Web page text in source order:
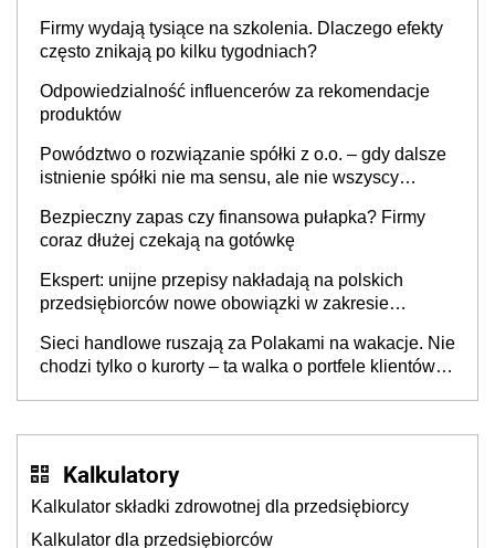
Firmy wydają tysiące na szkolenia. Dlaczego efekty
często znikają po kilku tygodniach?
Odpowiedzialność influencerów za rekomendacje
produktów
Powództwo o rozwiązanie spółki z o.o. – gdy dalsze
istnienie spółki nie ma sensu, ale nie wszyscy
Bezpieczny zapas czy finansowa pułapka? Firmy
coraz dłużej czekają na gotówkę
Ekspert: unijne przepisy nakładają na polskich
przedsiębiorców nowe obowiązki w zakresie
Sieci handlowe ruszają za Polakami na wakacje. Nie
chodzi tylko o kurorty – ta walka o portfele klientów
Kalkulatory
Kalkulator składki zdrowotnej dla przedsiębiorcy
Kalkulator dla przedsiębiorców